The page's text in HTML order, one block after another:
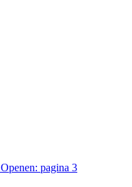
Openen: pagina 3